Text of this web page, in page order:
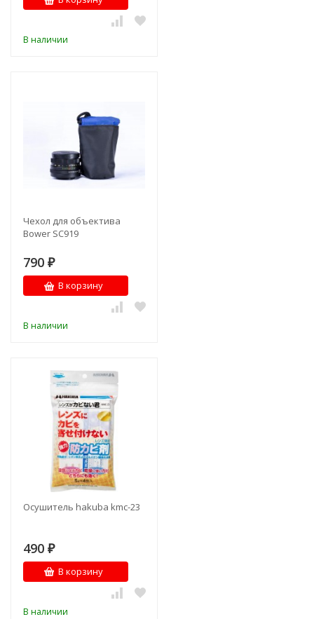
В наличии
Чехол для объектива
Bower SC919
790 ₽
В корзину
В наличии
Осушитель hakuba kmc-23
490 ₽
В корзину
В наличии